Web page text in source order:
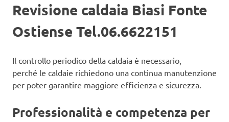
Revisione caldaia Biasi Fonte
Ostiense Tel.06.6622151
Il controllo periodico della caldaia è necessario,
perché le caldaie richiedono una continua manutenzione
per poter garantire maggiore efficienza e sicurezza.
Professionalità e competenza per